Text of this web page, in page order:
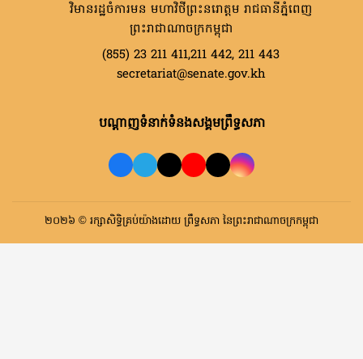
វិមានរដ្ឋចំការមន មហាវិថីព្រះនរោត្តម រាជធានីភ្នំពេញ
ព្រះរាជាណាចក្រកម្ពុជា
(855) 23 211 411,211 442, 211 443
secretariat@senate.gov.kh
បណ្តាញទំនាក់ទំនងសង្គមព្រឹទ្ធសភា
២០២៦ © រក្សាសិទ្ធិគ្រប់យ៉ាងដោយ ព្រឹទ្ធសភា នៃព្រះរាជាណាចក្រកម្ពុជា